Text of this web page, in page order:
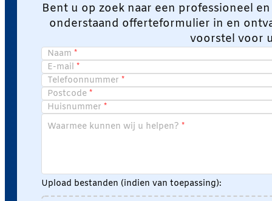
Bent u op zoek naar een professioneel
onderstaand offerteformulier in en
voorstel voor
Naam
E-mail
Telefoonnummer
Postcode
Huisnummer
Waarmee kunnen wij u helpen?
Upload bestanden (indien van toepassing):